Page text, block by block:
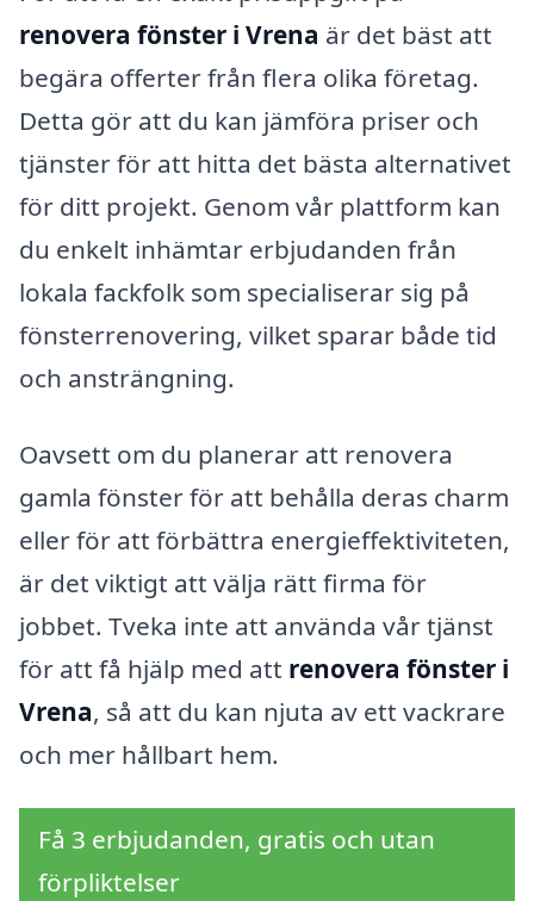
renovera fönster i Vrena är det bäst att
begära offerter från flera olika företag.
Detta gör att du kan jämföra priser och
tjänster för att hitta det bästa alternativet
för ditt projekt. Genom vår plattform kan
du enkelt inhämtar erbjudanden från
lokala fackfolk som specialiserar sig på
fönsterrenovering, vilket sparar både tid
och ansträngning.
Oavsett om du planerar att renovera
gamla fönster för att behålla deras charm
eller för att förbättra energieffektiviteten,
är det viktigt att välja rätt firma för
jobbet. Tveka inte att använda vår tjänst
för att få hjälp med att renovera fönster i
Vrena, så att du kan njuta av ett vackrare
och mer hållbart hem.
Få 3 erbjudanden, gratis och utan
förpliktelser